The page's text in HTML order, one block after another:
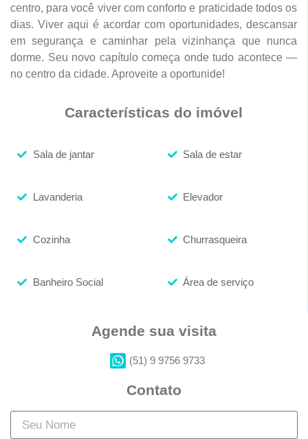
centro, para você viver com conforto e praticidade todos os
dias. Viver aqui é acordar com oportunidades, descansar
em segurança e caminhar pela vizinhança que nunca
dorme. Seu novo capítulo começa onde tudo acontece —
no centro da cidade. Aproveite a oportunide!
Características do imóvel
Sala de jantar Sala de estar
Lavanderia Elevador
Cozinha Churrasqueira
Banheiro Social Área de serviço
Agende sua visita
(51) 9 9756 9733
Contato